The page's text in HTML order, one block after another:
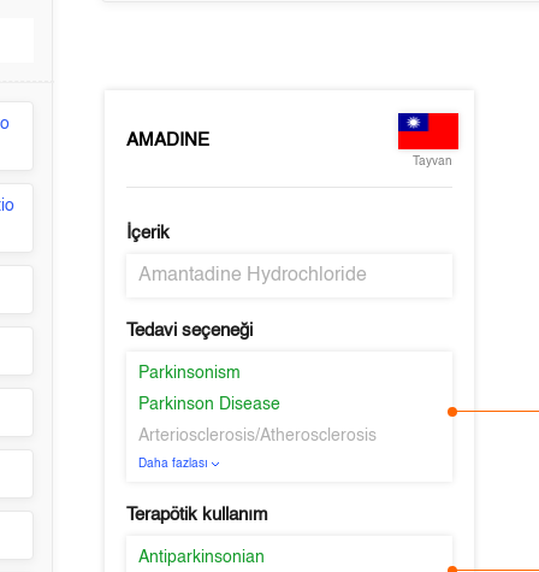
AMADINE
Tayvan
İçerik
Amantadine Hydrochloride
Tedavi seçeneği
Parkinsonism
Parkinson Disease
Arteriosclerosis/Atherosclerosis
Daha fazlası
Terapötik kullanım
Antiparkinsonian